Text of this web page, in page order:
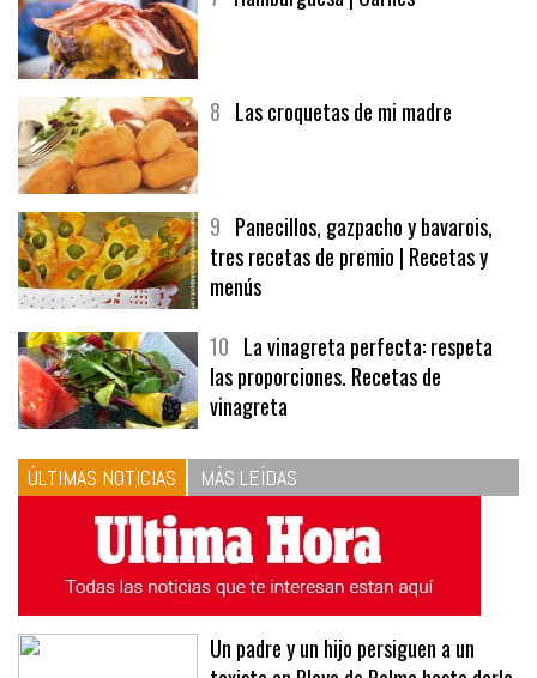
9Panecillos, gazpacho y bavarois,
tres recetas de premio | Recetas y
menús
10La vinagreta perfecta: respeta
las proporciones. Recetas de
vinagreta
ÚLTIMAS NOTICIAS MÁS LEÍDAS